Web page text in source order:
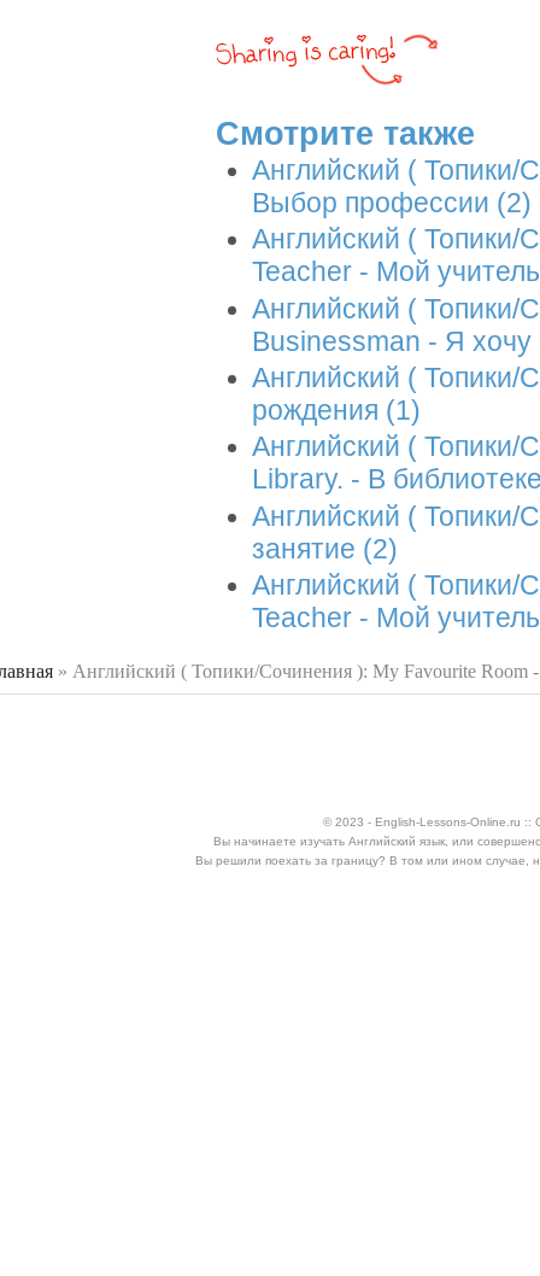
Смотрите также
Английский (
Выбор профессии (2)
Английский (
Teacher - Мой
Английский ( Топики/
Businessman - Я
Английский (
рождения (1)
Английский ( Топики/
Library. - В
Английский (
занятие (2)
Английский (
Teacher - Мой
» Английский ( Топики/Сочинения ): My Favourite Room
© 2023 - English-Lessons-Online.ru ::
Вы начинаете изучать Английский язык, или
Вы решили поехать за границу? В том или ином случае,